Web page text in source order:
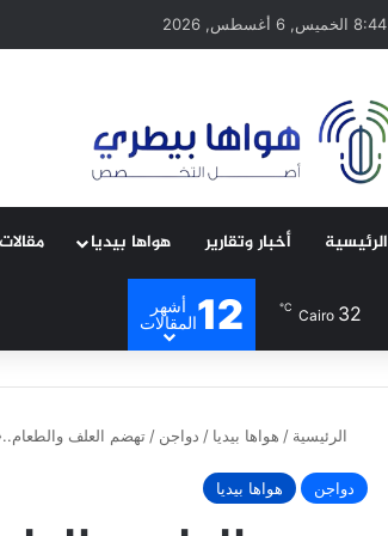
8:44 الخميس, 6 أغسطس, 2026
الرئيسية أخبار وتقارير هواها بيديا مقالات
Cairo 32
℃
12
أشهر
المقالات
الرئيسية / هواها بيديا / دواجن / تهضم العلف
دواجن هواها بيديا